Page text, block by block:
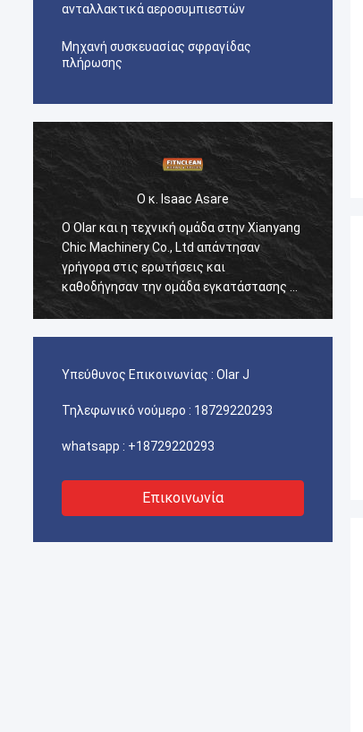
ανταλλακτικά αεροσυμπιεστών
Μηχανή συσκευασίας σφραγίδας
πλήρωσης
Ο κ. Isaac Asare
και η τεχνική ομάδα στην Xianyang
Machinery Co., Ltd απάντησαν
στις ερωτήσεις και
την ομάδα εγκατάστασης σε
τη διαδικασία. Στο τέλος, το
Ο Olar και η
Chic
γρήγορα
καθοδήγησαν
όλη τη
μηχάνημα
Υπεύθυνος Επικοινωνίας : Olar J
Τηλεφωνικό νούμερο : 18729220293
whatsapp : +18729220293
Επικοινωνία